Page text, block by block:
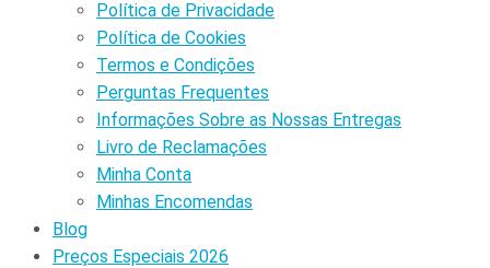
Política de Privacidade
Política de Cookies
Termos e Condições
Perguntas Frequentes
Informações Sobre as Nossas Entregas
Livro de Reclamações
Minha Conta
Minhas Encomendas
Blog
Preços Especiais 2026